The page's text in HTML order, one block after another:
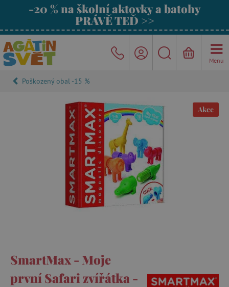
-20 % na školní aktovky a batohy
PRÁVĚ TEĎ >>
Menu
Poškozený obal -15 %
Akce
SmartMax - Moje
první Safari zvířátka -